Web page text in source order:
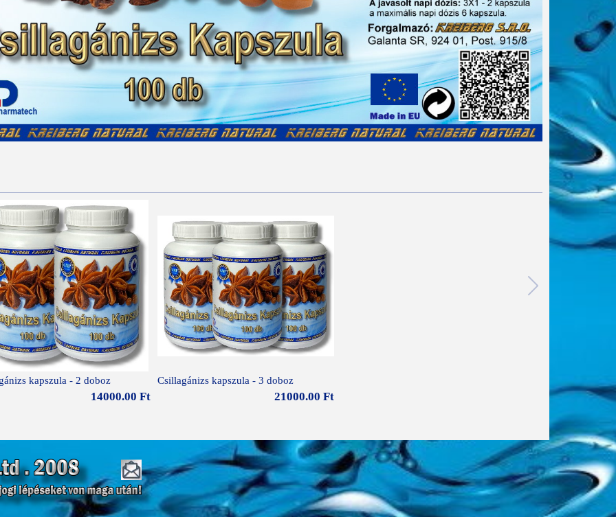
kapszula - 2 doboz
14000.00 Ft
Csillagánizs kapszula - 3 doboz
21000.00 Ft